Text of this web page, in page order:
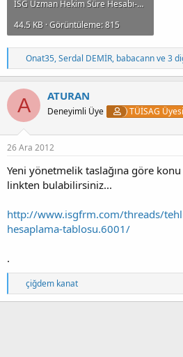
İSG Uzman Hekim Süre Hesabı-2010.xls
44.5 KB · Görüntüleme: 815
T
e
p
k
i
e
r
:
Onat35,Serdal DEMİR, babacannve 3
A ATURAN
Deneyimli Üye TÜİSAG Üyesi
26 Ara 2012
Yeni yönetmelik taslağına göre konu
linkten bulabilirsiniz...
http://www.isgfrm.com/threads/
hesaplama-tablosu.6001/
.
T
e
p
çiğdem kanat